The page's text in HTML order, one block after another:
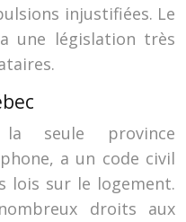
injustifiées. Le
une législation très
seule province
a un code civil
lois sur le logement.
droits aux